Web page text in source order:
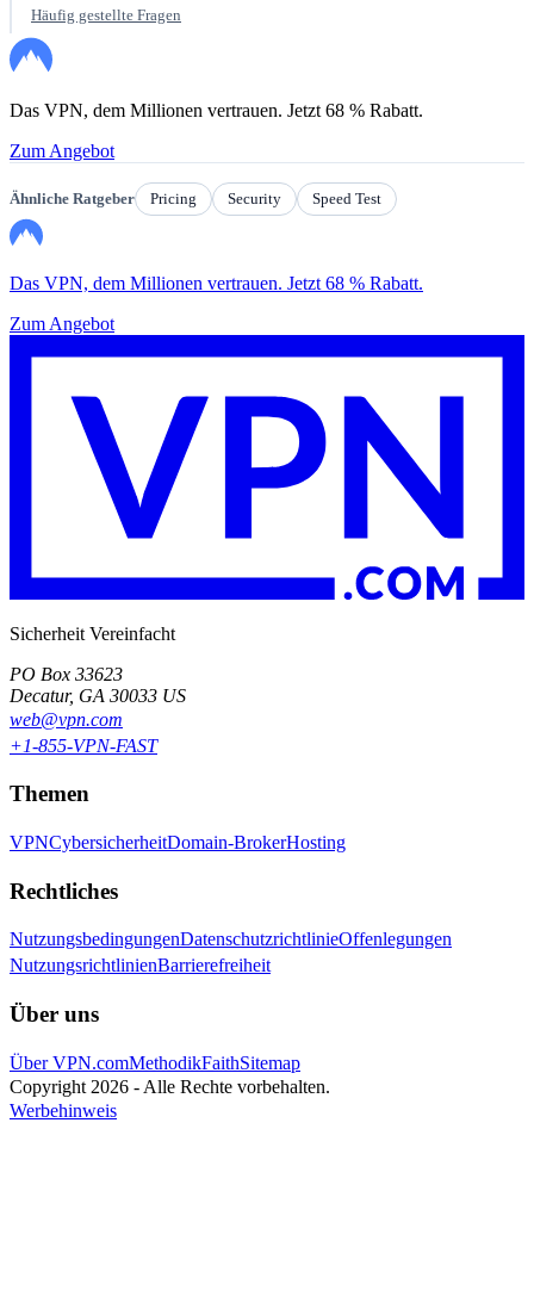
Häufig gestellte Fragen
Das VPN, dem Millionen vertrauen. Jetzt 68 % Rabatt.
Zum Angebot
Ähnliche Ratgeber Pricing Security Speed Test
Das VPN, dem Millionen vertrauen. Jetzt 68 % Rabatt.
Zum Angebot
Sicherheit Vereinfacht
PO Box 33623
Decatur, GA 30033 US
web@vpn.com
+1-855-VPN-FAST
Themen
VPNCybersicherheitDomain-BrokerHosting
Rechtliches
NutzungsbedingungenDatenschutzrichtlinieOffenlegungen
NutzungsrichtlinienBarrierefreiheit
Über uns
Über VPN.comMethodikFaithSitemap
Copyright 2026 - Alle Rechte vorbehalten.
Werbehinweis